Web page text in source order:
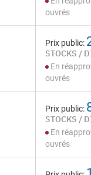
ouvrés
Prix public:
STOCKS /
En
ouvrés
Prix public:
STOCKS /
En
ouvrés